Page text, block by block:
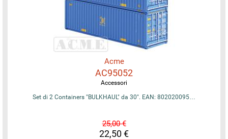
Acme
AC95052
Accessori
Set di 2 Containers "BULKHAUL" da 30". EAN: 802020095…
25,00 €
22,50 €